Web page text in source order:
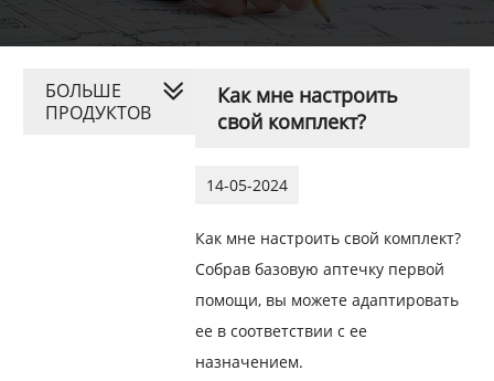
Как мне настроить
свой комплект?
14-05-2024
Как мне настроить свой комплект?
Собрав базовую аптечку первой
помощи, вы можете адаптировать
ее в соответствии с ее
назначением.
БОЛЬШЕ
ПРОДУКТОВ